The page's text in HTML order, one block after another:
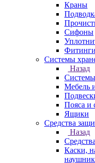
Краны
Сифоны
Системы
Назад
Мебель
Пояса и
Ящики
Средства
Назад
Каски,